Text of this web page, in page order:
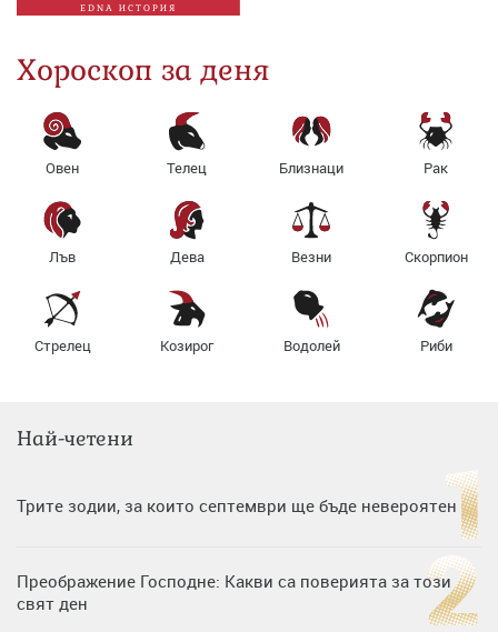
EDNA ИСТОРИЯ
Хороскоп за деня
Овен Телец Близнаци Рак
Лъв Дева Везни Скорпион
Стрелец Козирог Водолей Риби
Най-четени
Трите зодии, за които септември ще бъде невероятен
Преображение Господне: Какви са поверията за този
свят ден